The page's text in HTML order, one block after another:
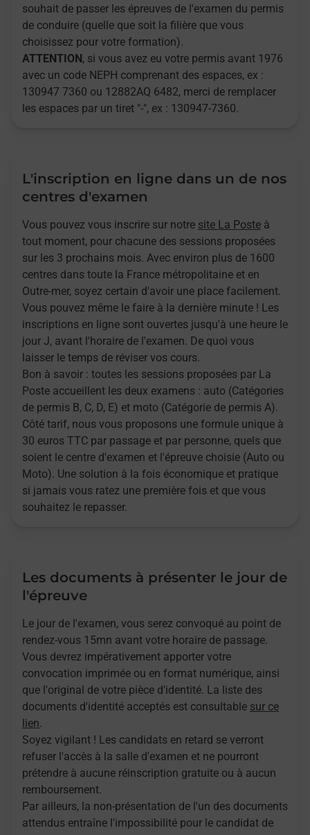
souhait de passer les épreuves de l'examen du permis
de conduire (quelle que soit la filière que vous
choisissez pour votre formation).
ATTENTION , si vous avez eu votre permis avant 1976
avec un code NEPH comprenant des espaces, ex :
130947 7360 ou 12882AQ 6482, merci de remplacer
les espaces par un tiret "-", ex : 130947-7360.
L'inscription en ligne dans un de nos
centres d'examen
Vous pouvez vous inscrire sur notre site La Poste à
tout moment, pour chacune des sessions proposées
sur les 3 prochains mois. Avec environ plus de 1600
centres dans toute la France métropolitaine et en
Outre-mer, soyez certain d'avoir une place facilement.
Vous pouvez même le faire à la dernière minute ! Les
inscriptions en ligne sont ouvertes jusqu'à une heure le
jour J, avant l'horaire de l'examen. De quoi vous
laisser le temps de réviser vos cours.
Bon à savoir : toutes les sessions proposées par La
Poste accueillent les deux examens : auto (Catégories
de permis B, C, D, E) et moto (Catégorie de permis A).
Côté tarif, nous vous proposons une formule unique à
30 euros TTC par passage et par personne, quels que
soient le centre d'examen et l'épreuve choisie (Auto ou
Moto). Une solution à la fois économique et pratique
si jamais vous ratez une première fois et que vous
souhaitez le repasser.
Les documents à présenter le jour de
l'épreuve
Le jour de l'examen, vous serez convoqué au point de
rendez-vous 15mn avant votre horaire de passage.
Vous devrez impérativement apporter votre
convocation imprimée ou en format numérique, ainsi
que l'original de votre pièce d'identité. La liste des
documents d'identité acceptés est consultable sur ce
lien.
Soyez vigilant ! Les candidats en retard se verront
refuser l'accès à la salle d'examen et ne pourront
prétendre à aucune réinscription gratuite ou à aucun
remboursement.
Par ailleurs, la non-présentation de l'un des documents
attendus entraîne l'impossibilité pour le candidat de